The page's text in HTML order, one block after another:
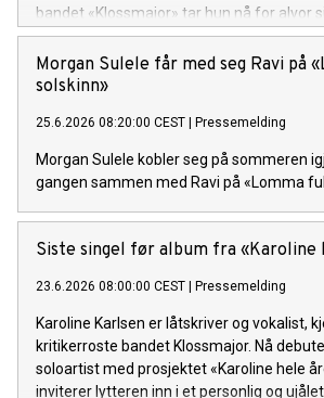
bandet «Klossmajor» tar hun nå for alvor
soloartist. Lytteren inviteres inn i et
univers fullt av varme, humor og ærlighet.
Morgan Sulele får med seg Ravi på
solskinn»
25.6.2026 08:20:00 CEST | Pressemelding
Morgan Sulele kobler seg på sommeren
gangen sammen med Ravi på «Lomma
Siste singel før album fra «Karoline
23.6.2026 08:00:00 CEST | Pressemelding
Karoline Karlsen er låtskriver og vokalist,
kritikerroste bandet Klossmajor. Nå
soloartist med prosjektet «Karoline hele
inviterer lytteren inn i et personlig og